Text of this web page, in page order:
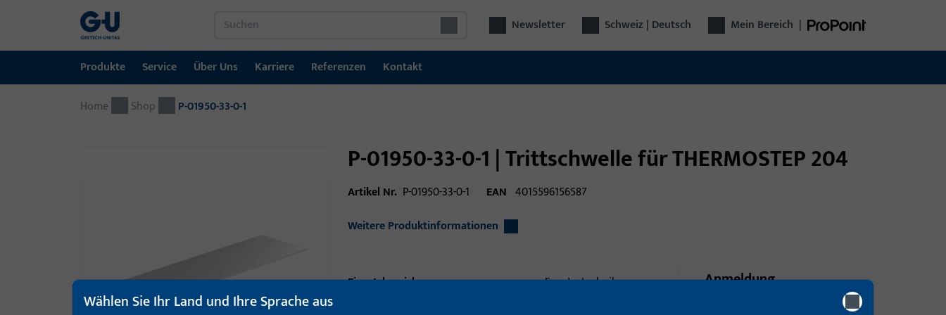
Newsletter Schweiz | Deutsch Mein Bereich |
Produkte
Produkte
Service
Service
Über Uns
Über Uns
Karriere
Karriere
Referenzen
Referenzen
Kontakt
Kontakt
Home Shop P-01950-33-0-1
P-01950-33-0-1 | Trittschwelle für THERMOSTEP 204
Artikel Nr. P-01950-33-0-1 EAN 4015596156587
Weitere Produktinformationen
Einsatzbereich
Fenstertechnik
Anmeldung
Wählen Sie Ihr Land und Ihre Sprache aus